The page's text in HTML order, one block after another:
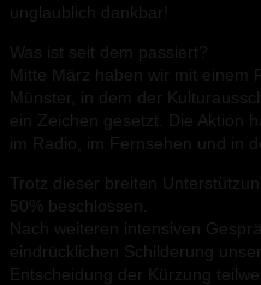
unglaublich dankbar!
Was ist seit dem passiert?
Mitte März haben wir mit einem
Münster, in dem der
ein Zeichen gesetzt. Die Aktion
im Radio, im Fernsehen und in
Trotz dieser breiten
50% beschlossen.
Nach weiteren intensiven
eindrücklichen Schilderung
Entscheidung der Kürzung